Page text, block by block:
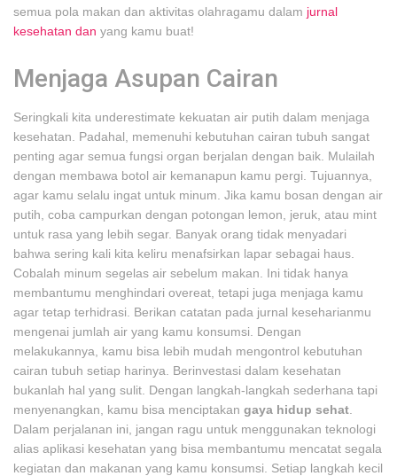
semua pola makan dan aktivitas olahragamu dalam jurnal
kesehatan dan yang kamu buat!
Menjaga Asupan Cairan
Seringkali kita underestimate kekuatan air putih dalam menjaga
kesehatan. Padahal, memenuhi kebutuhan cairan tubuh sangat
penting agar semua fungsi organ berjalan dengan baik. Mulailah
dengan membawa botol air kemanapun kamu pergi. Tujuannya,
agar kamu selalu ingat untuk minum. Jika kamu bosan dengan air
putih, coba campurkan dengan potongan lemon, jeruk, atau mint
untuk rasa yang lebih segar. Banyak orang tidak menyadari
bahwa sering kali kita keliru menafsirkan lapar sebagai haus.
Cobalah minum segelas air sebelum makan. Ini tidak hanya
membantumu menghindari overeat, tetapi juga menjaga kamu
agar tetap terhidrasi. Berikan catatan pada jurnal keseharianmu
mengenai jumlah air yang kamu konsumsi. Dengan
melakukannya, kamu bisa lebih mudah mengontrol kebutuhan
cairan tubuh setiap harinya. Berinvestasi dalam kesehatan
bukanlah hal yang sulit. Dengan langkah-langkah sederhana tapi
menyenangkan, kamu bisa menciptakan gaya hidup sehat
Dalam perjalanan ini, jangan ragu untuk menggunakan teknologi
alias aplikasi kesehatan yang bisa membantumu mencatat segala
kegiatan dan makanan yang kamu konsumsi. Setiap langkah kecil